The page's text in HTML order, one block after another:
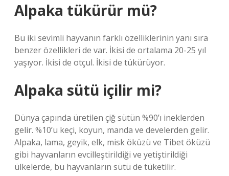
Alpaka tükürür mü?
Bu iki sevimli hayvanın farklı özelliklerinin yanı sıra
benzer özellikleri de var. İkisi de ortalama 20-25 yıl
yaşıyor. İkisi de otçul. İkisi de tükürüyor.
Alpaka sütü içilir mi?
Dünya çapında üretilen çiğ sütün %90’ı ineklerden
gelir. %10’u keçi, koyun, manda ve develerden gelir.
Alpaka, lama, geyik, elk, misk öküzü ve Tibet öküzü
gibi hayvanların evcilleştirildiği ve yetiştirildiği
ülkelerde, bu hayvanların sütü de tüketilir.